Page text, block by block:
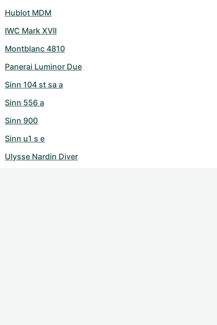
Hublot MDM
IWC Mark XVII
Montblanc 4810
Panerai Luminor Due
Sinn 104 st sa a
Sinn 556 a
Sinn 900
Sinn u1 s e
Ulysse Nardin Diver